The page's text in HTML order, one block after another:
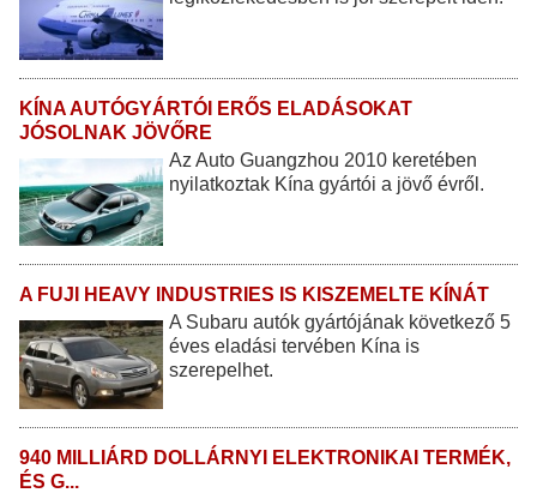
KÍNA AUTÓGYÁRTÓI ERŐS ELADÁSOKAT
JÓSOLNAK JÖVŐRE
Az Auto Guangzhou 2010 keretében
nyilatkoztak Kína gyártói a jövő évről.
A FUJI HEAVY INDUSTRIES IS KISZEMELTE KÍNÁT
A Subaru autók gyártójának következő 5
éves eladási tervében Kína is
szerepelhet.
940 MILLIÁRD DOLLÁRNYI ELEKTRONIKAI TERMÉK,
ÉS G...